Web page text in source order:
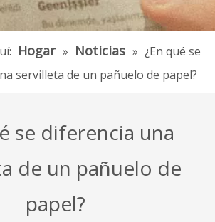
Hogar » Noticias » ¿En qué se
servilleta de un pañuelo de papel?
se diferencia una
de un pañuelo de
papel?